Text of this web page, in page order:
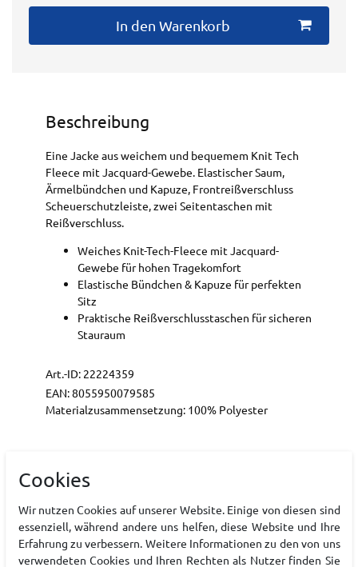
In den Warenkorb
Beschreibung
Eine Jacke aus weichem und bequemem Knit Tech
Fleece mit Jacquard-Gewebe. Elastischer Saum,
Ärmelbündchen und Kapuze, Frontreißverschluss
Scheuerschutzleiste, zwei Seitentaschen mit
Reißverschluss.
Weiches Knit-Tech-Fleece mit Jacquard-
Gewebe für hohen Tragekomfort
Elastische Bündchen & Kapuze für perfekten
Sitz
Praktische Reißverschlusstaschen für sicheren
Stauraum
Art.-ID: 22224359
EAN:8055950079585
Materialzusammensetzung: 100% Polyester
EU Verantwortlicher
F.lli Campagnolo S.p.A.
Cookies
Wir nutzen Cookies auf unserer Website. Einige von diesen sind
essenziell, während andere uns helfen, diese Website und Ihre
Erfahrung zu verbessern. Weitere Informationen zu den von uns
verwendeten Cookies und Ihren Rechten als Nutzer finden Sie